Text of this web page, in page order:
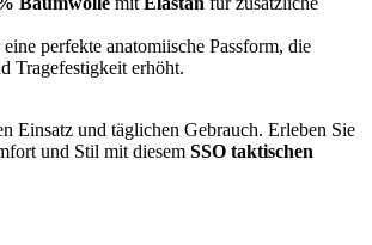
perfekte anatomiische Passform, die
Tragefestigkeit erhöht.
Einsatz und täglichen Gebrauch. Erleben Sie
und Stil mit diesem SSO taktischen